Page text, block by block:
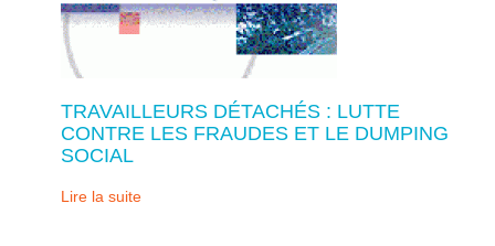
TRAVAILLEURS DÉTACHÉS : LUTTE
CONTRE LES FRAUDES ET LE DUMPING
SOCIAL
Lire la suite